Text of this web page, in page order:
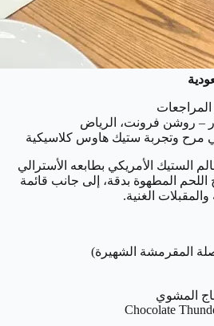
– روشن فرونت، الرياض
مرح وتجربة ستيك هاوس كلاسيكية
الستيك الأمريكي بطابعه الأسترالي
اللحم المطهوة بدقة، إلى جانب قائمة
الغنية.
Chocolate